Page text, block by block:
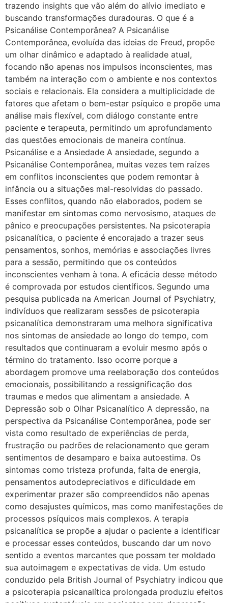
trazendo insights que vão além do alívio imediato e
buscando transformações duradouras. O que é a
Psicanálise Contemporânea? A Psicanálise
Contemporânea, evoluída das ideias de Freud, propõe
um olhar dinâmico e adaptado à realidade atual,
focando não apenas nos impulsos inconscientes, mas
também na interação com o ambiente e nos contextos
sociais e relacionais. Ela considera a multiplicidade de
fatores que afetam o bem-estar psíquico e propõe uma
análise mais flexível, com diálogo constante entre
paciente e terapeuta, permitindo um aprofundamento
das questões emocionais de maneira contínua.
Psicanálise e a Ansiedade A ansiedade, segundo a
Psicanálise Contemporânea, muitas vezes tem raízes
em conflitos inconscientes que podem remontar à
infância ou a situações mal-resolvidas do passado.
Esses conflitos, quando não elaborados, podem se
manifestar em sintomas como nervosismo, ataques de
pânico e preocupações persistentes. Na psicoterapia
psicanalítica, o paciente é encorajado a trazer seus
pensamentos, sonhos, memórias e associações livres
para a sessão, permitindo que os conteúdos
inconscientes venham à tona. A eficácia desse método
é comprovada por estudos científicos. Segundo uma
pesquisa publicada na American Journal of Psychiatry,
indivíduos que realizaram sessões de psicoterapia
psicanalítica demonstraram uma melhora significativa
nos sintomas de ansiedade ao longo do tempo, com
resultados que continuaram a evoluir mesmo após o
término do tratamento. Isso ocorre porque a
abordagem promove uma reelaboração dos conteúdos
emocionais, possibilitando a ressignificação dos
traumas e medos que alimentam a ansiedade. A
Depressão sob o Olhar Psicanalítico A depressão, na
perspectiva da Psicanálise Contemporânea, pode ser
vista como resultado de experiências de perda,
frustração ou padrões de relacionamento que geram
sentimentos de desamparo e baixa autoestima. Os
sintomas como tristeza profunda, falta de energia,
pensamentos autodepreciativos e dificuldade em
experimentar prazer são compreendidos não apenas
como desajustes químicos, mas como manifestações de
processos psíquicos mais complexos. A terapia
psicanalítica se propõe a ajudar o paciente a identificar
e processar esses conteúdos, buscando dar um novo
sentido a eventos marcantes que possam ter moldado
sua autoimagem e expectativas de vida. Um estudo
conduzido pela British Journal of Psychiatry indicou que
a psicoterapia psicanalítica prolongada produziu efeitos